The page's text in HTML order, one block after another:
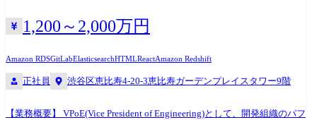
コード実装補助、テスト結果のAI分析基盤など、開発チームがAIの力を
借りて自律的にテストを行える環境を実装・提供します。 開発環境(主要
Next.js CSR(SPA), React Hooks, SWR ●Mobile(iOS) 開発言語: Swift
Aurora, RDS, S3, ElastiCache, CloudFront, etc… Elasticsearch(AWS
1,200～2,000万円
Amazon RDSGitLabElasticsearchHTMLReactAmazon Redshift
正社員 渋谷区恵比寿4-20-3恵比寿ガーデンプレイスタワー9階
【業務概要】 VPoE(Vice President of Engineering)として、開発組織のパフ